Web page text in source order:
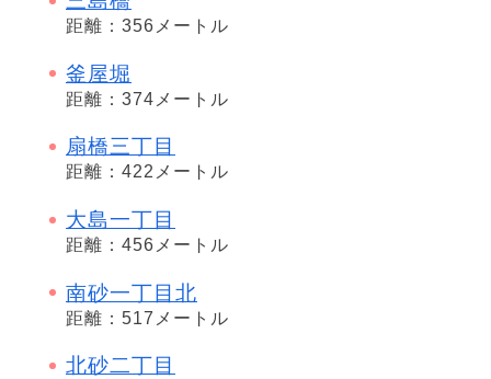
距離：356メートル
釜屋堀
距離：374メートル
扇橋三丁目
距離：422メートル
大島一丁目
距離：456メートル
南砂一丁目北
距離：517メートル
北砂二丁目